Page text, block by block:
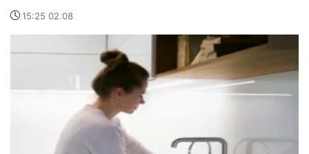
15:25 02.08